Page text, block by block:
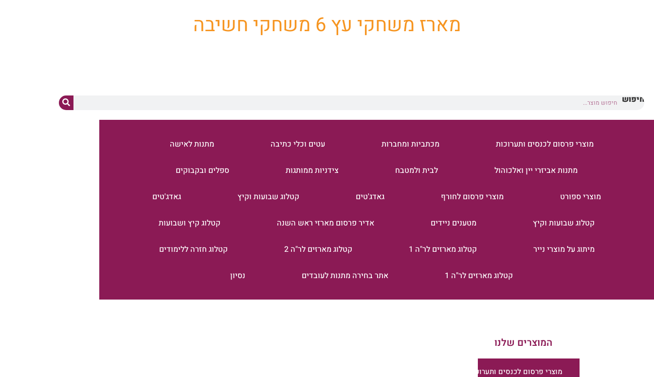
מארז משחקי עץ 6 משחקי חשיבה
חיפוש
מוצרי פרסום לכנסים ותערוכות מכתביות ומחברות עטים וכלי כתיבה מתנות לאישה
מתנות אביזרי יין ואלכוהול לבית ולמטבח צידניות ממותגות ספלים ובקבוקים
מוצרי ספורט מוצרי פרסום לחורף גאדג'טים קטלוג שבועות וקיץ גאדג'טים
קטלוג שבועות וקיץ מטענים ניידים אדיר פרסום מארזי ראש השנה קטלוג קיץ ושבועות
מיתוג על מוצרי נייר קטלוג מארזים לר"ה 1 קטלוג מארזים לר"ה 2 קטלוג חזרה ללימודים
קטלוג מארזים לר"ה 1 אתר בחירה מתנות לעובדים נסיון
המוצרים שלנו
מוצרי פרסום לכנסים ותערוכות